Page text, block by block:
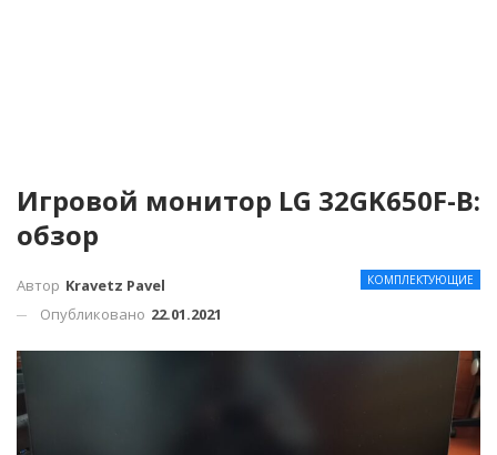
Игровой монитор LG 32GK650F-B:
обзор
КОМПЛЕКТУЮЩИЕ
Автор Kravetz Pavel
Опубликовано 22.01.2021